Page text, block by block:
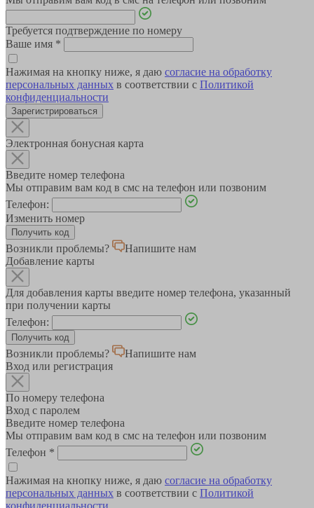
Требуется подтверждение по номеру
Ваше имя *
Нажимая на кнопку ниже, я даю согласие на обработку
персональных данных в соответствии с Политикой
конфиденциальности
Зарегистрироваться
Электронная бонусная карта
Введите номер телефона
Мы отправим вам код в смс на телефон или позвоним
Телефон:
Изменить номер
Возникли проблемы?
Напишите нам
Добавление карты
Для добавления карты введите номер телефона, указанный
при получении карты
Телефон:
Возникли проблемы?
Напишите нам
Вход или регистрация
По номеру телефона
Вход с паролем
Введите номер телефона
Мы отправим вам код в смс на телефон или позвоним
Телефон *
Нажимая на кнопку ниже, я даю согласие на обработку
персональных данных в соответствии с Политикой